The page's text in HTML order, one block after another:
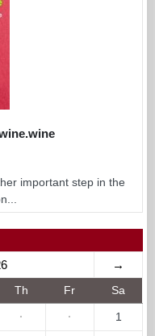
important step in the
→
Th Fr Sa
· · 1